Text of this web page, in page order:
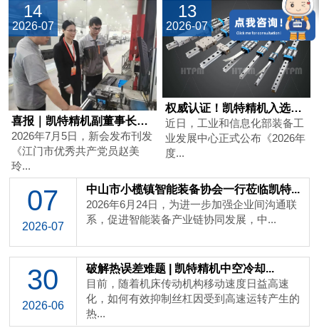
14
2026-07
喜报｜凯特精机副董事长赵美玲获评江门...
2026年7月5日，新会发布刊发
《江门市优秀共产党员赵美
玲...
13
2026-07
权威认证！凯特精机入选工信部工业母机...
近日，工业和信息化部装备工
业发展中心正式公布《2026年
度...
07
2026-07
中山市小榄镇智能装备协会一行莅临凯特...
2026年6月24日，为进一步加强企业间沟通联
系，促进智能装备产业链协同发展，中...
30
2026-06
破解热误差难题 | 凯特精机中空冷却...
目前，随着机床传动机构移动速度日益高速
化，如何有效抑制丝杠因受到高速运转产生的
热...